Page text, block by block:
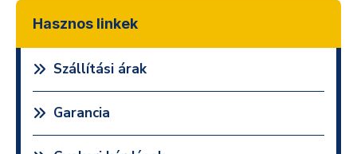
Hasznos linkek
Szállítási árak
Garancia